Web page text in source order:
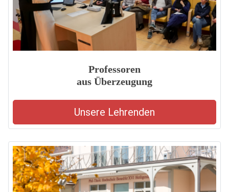
Professoren
aus Überzeugung
Unsere Lehrenden